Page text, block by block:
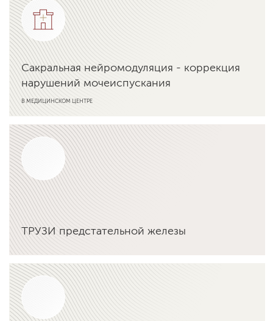
Сакральная нейромодуляция - коррекция
нарушений мочеиспускания
В МЕДИЦИНСКОМ ЦЕНТРЕ
Подробнее об услуге
ТРУЗИ предстательной железы
Подробнее об услуге